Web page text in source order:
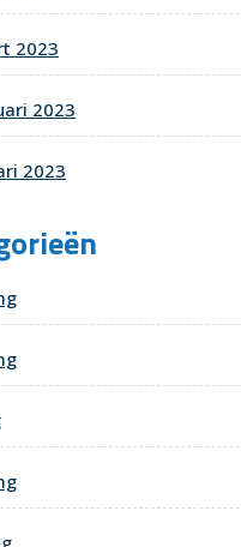
2023
2023
2023